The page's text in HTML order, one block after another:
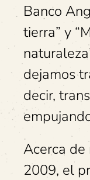
Banco
tierra” y
dejamos
decir,
Acerca de
2009, el